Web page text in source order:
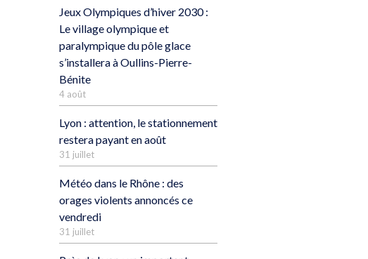
Jeux Olympiques d’hiver 2030 :
Le village olympique et
paralympique du pôle glace
s’installera à Oullins-Pierre-
Bénite
4 août
Lyon : attention, le stationnement
restera payant en août
31 juillet
Météo dans le Rhône : des
orages violents annoncés ce
vendredi
31 juillet